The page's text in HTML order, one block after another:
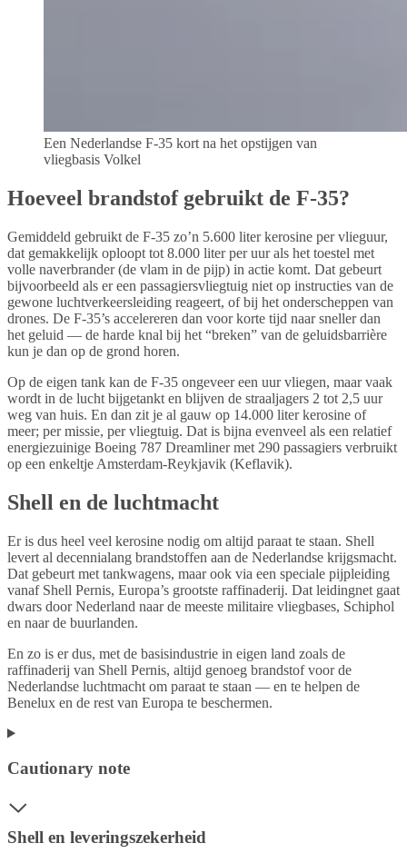
Een Nederlandse F-35 kort na het opstijgen van
vliegbasis Volkel
Hoeveel brandstof gebruikt de F-35?
Gemiddeld gebruikt de F-35 zo’n 5.600 liter kerosine per vlieguur,
dat gemakkelijk oploopt tot 8.000 liter per uur als het toestel met
volle naverbrander (de vlam in de pijp) in actie komt. Dat gebeurt
bijvoorbeeld als er een passagiersvliegtuig niet op instructies van de
gewone luchtverkeersleiding reageert, of bij het onderscheppen van
drones. De F-35’s accelereren dan voor korte tijd naar sneller dan
het geluid — de harde knal bij het “breken” van de geluidsbarrière
kun je dan op de grond horen.
Op de eigen tank kan de F-35 ongeveer een uur vliegen, maar vaak
wordt in de lucht bijgetankt en blijven de straaljagers 2 tot 2,5 uur
weg van huis. En dan zit je al gauw op 14.000 liter kerosine of
meer; per missie, per vliegtuig. Dat is bijna evenveel als een relatief
energiezuinige Boeing 787 Dreamliner met 290 passagiers verbruikt
op een enkeltje Amsterdam-Reykjavik (Keflavik).
Shell en de luchtmacht
Er is dus heel veel kerosine nodig om altijd paraat te staan. Shell
levert al decennialang brandstoffen aan de Nederlandse krijgsmacht.
Dat gebeurt met tankwagens, maar ook via een speciale pijpleiding
vanaf Shell Pernis, Europa’s grootste raffinaderij. Dat leidingnet gaat
dwars door Nederland naar de meeste militaire vliegbases, Schiphol
en naar de buurlanden.
En zo is er dus, met de basisindustrie in eigen land zoals de
raffinaderij van Shell Pernis, altijd genoeg brandstof voor de
Nederlandse luchtmacht om paraat te staan — en te helpen de
Benelux en de rest van Europa te beschermen.
Cautionary note
Shell en leveringszekerheid